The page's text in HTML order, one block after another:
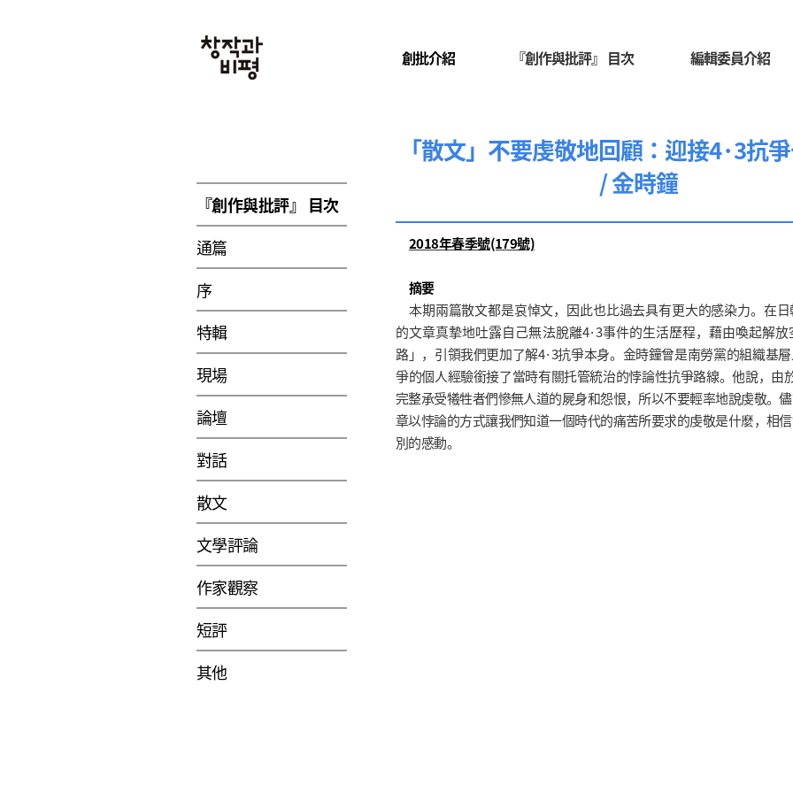
創批介紹 『創作與批評』 目次 編輯委員介紹
「散文」不要虔敬地回顧：迎接4·3抗
/ 金時鐘
2018年春季號(179號)
摘要
本期兩篇散文都是哀悼文，因此也比過去具有更大的感染力。在
的文章真摯地吐露自己無法脫離4·3事件的生活歷程，藉由喚起解
路」，引領我們更加了解4·3抗爭本身。金時鐘曾是南勞黨的組織基
爭的個人經驗銜接了當時有關托管統治的悖論性抗爭路線。他說，由
完整承受犧牲者們慘無人道的屍身和怨恨，所以不要輕率地說虔敬。
章以悖論的方式讓我們知道一個時代的痛苦所要求的虔敬是什麼，相
別的感動。
『創作與批評』 目次
通篇
序
特輯
現場
論壇
對話
散文
文學評論
作家觀察
短評
其他